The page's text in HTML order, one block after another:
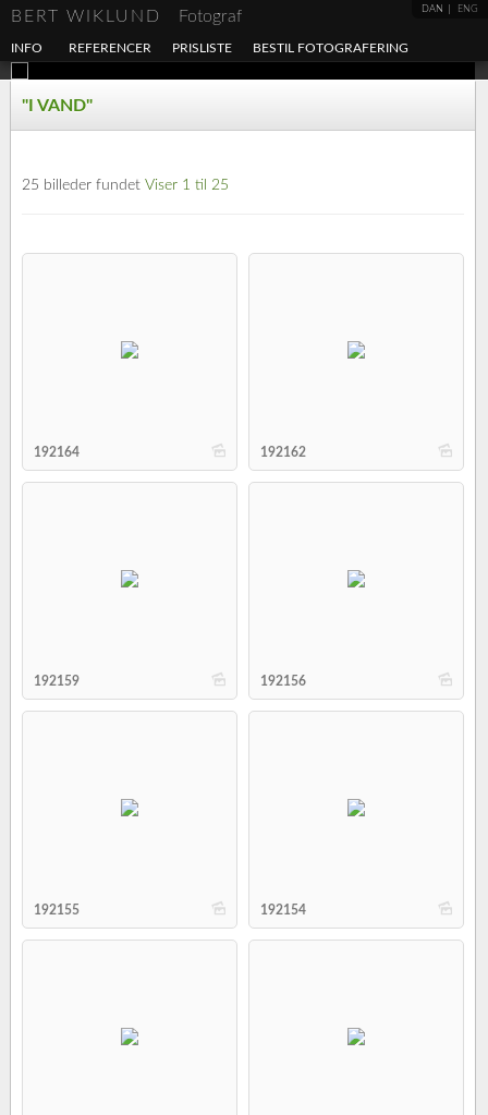
DAN ENG
BERT WIKLUND Fotograf
INFO REFERENCER PRISLISTE BESTIL FOTOGRAFERING
"I VAND"
25 billeder fundet Viser 1 til 25
b
192164 b
192162
b
192159 b
192156
b
192155 b
192154